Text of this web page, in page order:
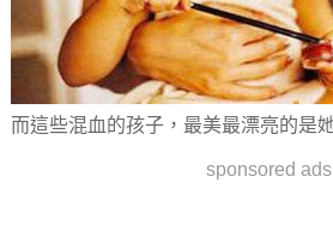
而這些混血的孩子，最美最漂亮的是
sponsored ads